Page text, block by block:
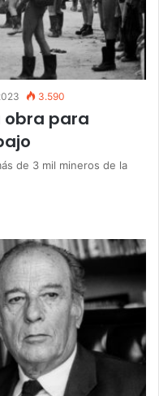
3.590
obra para
de 3 mil mineros de la